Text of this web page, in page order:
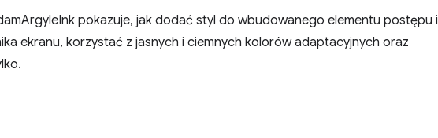
pokazuje, jak dodać styl do wbudowanego elementu postępu i
ekranu, korzystać z jasnych i ciemnych kolorów adaptacyjnych oraz